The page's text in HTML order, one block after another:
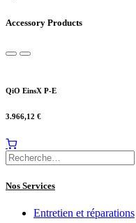
Accessory Products
QiO EinsX P-E
3.966,12 €
Nos Services
Entretien et réparations